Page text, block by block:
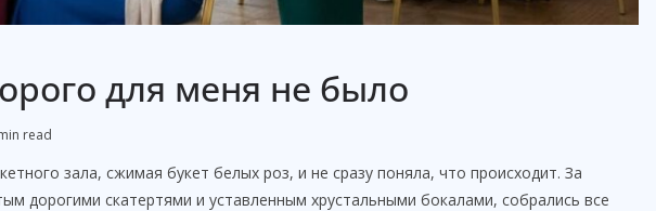
для меня не было
read
зала, сжимая букет белых роз, и не сразу поняла, что происходит. За
дорогими скатертями и уставленным хрустальными бокалами, собрались все